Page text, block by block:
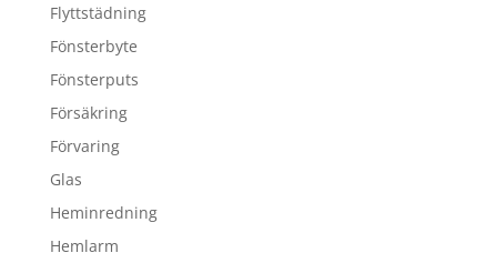
Flyttstädning
Fönsterbyte
Fönsterputs
Försäkring
Förvaring
Glas
Heminredning
Hemlarm